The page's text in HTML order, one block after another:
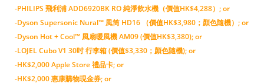
-PHILIPS 飛利浦 ADD6920BK RO 純淨飲水機（價值HK$4,288）; or
-Dyson Supersonic Nural™ 風筒 HD16 （價值HK$3,980；顏色隨機）; or
-Dyson Hot + Cool™ 風扇暖風機 AM09 (價值HK$3,380); or
-LOJEL Cubo V1 30吋 行李箱 (價值$3,330；顏色隨機); or
-HK$2,000 Apple Store 禮品卡; or
-HK$2,000 惠康購物現金券; or